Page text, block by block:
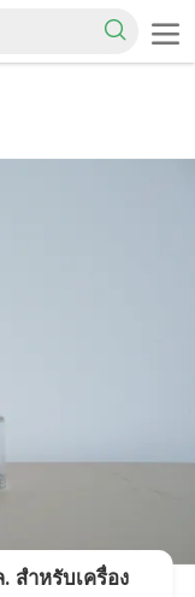
สำหรับเครื่อง